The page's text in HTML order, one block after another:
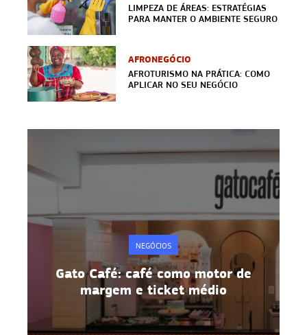
LIMPEZA DE ÁREAS: ESTRATÉGIAS
PARA MANTER O AMBIENTE SEGURO
AFRONEGÓCIO
AFROTURISMO NA PRÁTICA: COMO
APLICAR NO SEU NEGÓCIO
NEGÓCIOS
Gato Café: café como motor de
margem e ticket médio